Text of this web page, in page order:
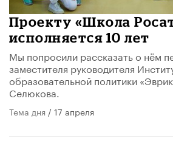
Проекту «Школа
исполняется 10 лет
Мы попросили рассказать о нём
заместителя руководителя
образовательной политики
Селюкова.
Тема дня / 17 апреля